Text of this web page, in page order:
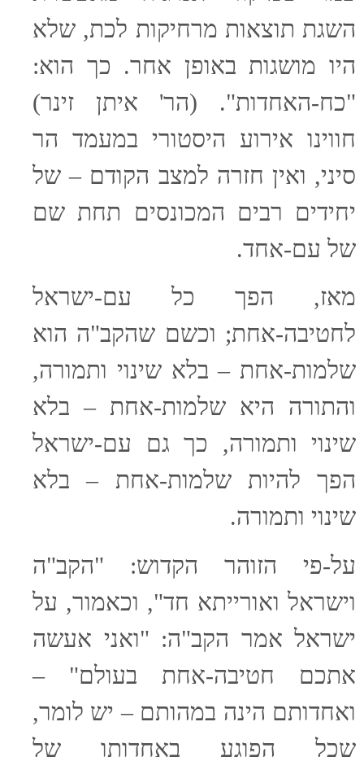
השגת תוצאות מרחיקות לכת, שלא
היו מושגות באופן אחר. כך הוא:
"כח-האחדות". (הר' איתן זינר)
חווינו אירוע היסטורי במעמד הר
סיני, ואין חזרה למצב הקודם – של
יחידים רבים המכונסים תחת שם
של עם-אחד.
מאז, הפך כל עם-ישראל
לחטיבה-אחת; וכשם שהקב"ה הוא
שלמות-אחת – בלא שינוי ותמורה,
והתורה היא שלמות-אחת – בלא
שינוי ותמורה, כך גם עם-ישראל
הפך להיות שלמות-אחת – בלא
שינוי ותמורה.
על-פי הזוהר הקדוש: "הקב"ה
וישראל ואורייתא חד", וכאמור, על
ישראל אמר הקב"ה: "ואני אעשה
אתכם חטיבה-אחת בעולם" –
ואחדותם הינה במהותם – יש לומר,
שכל הפוגע באחדותו של